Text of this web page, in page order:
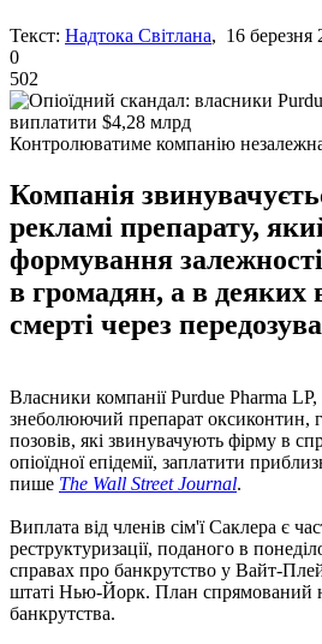
Текст: Надтока Світлана, 16 березня
0
502
Контролюватиме компанію
Компанія
рекламі препарату,
формування
в громадян, а в деяких
смерті через
Власники компанії Purdue Pharma
знеболюючий препарат оксиконтин,
позовів, які звинувачують фірму в
опіоїдної епідемії, заплатити
пише The Wall Street Journal.
Виплата від членів сім'ї Саклера є
реструктуризації, поданого в
справах про банкрутство у Вайт-
штаті Нью-Йорк. План спрямований
банкрутства.